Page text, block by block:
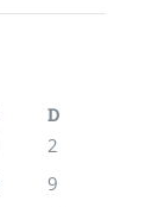
D
2
9